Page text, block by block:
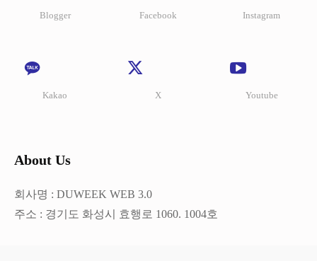
Blogger Facebook Instagram
Kakao X Youtube
About Us
회사명 : DUWEEK WEB 3.0
주소 : 경기도 화성시 효행로 1060. 1004호